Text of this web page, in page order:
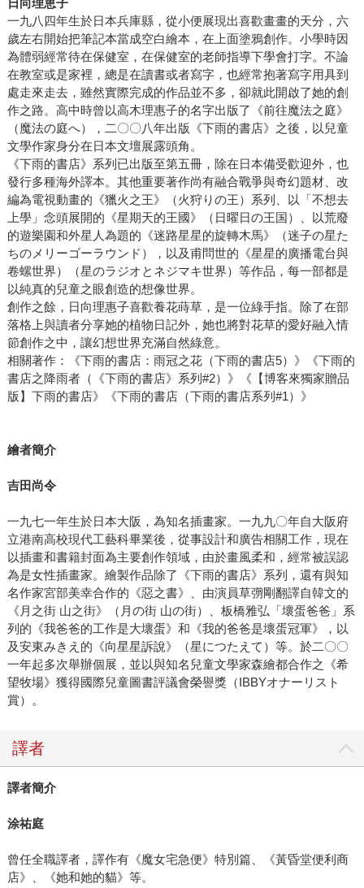
日向理恵子
一九八四年生於日本兵庫縣，從小便展現出喜歡畫畫的天分，六
歲左右開始把筆記本當成空白繪本，在上面塗鴉創作。小學時因
為體弱經常待在保健室，在保健室的老師指導下學會打字。不論
在教室或是家裡，總是在讀書或者寫字，也經常抱著寫字用具到
處走來走去，雖然實際完成的作品並不多，卻就此開啟了她的創
作之路。高中時曾以高木理惠子的名字出版了《前往魔法之庭》
（魔法の庭へ），二〇〇八年出版《下雨的書店》之後，以兒童
文學作家身分在日本文壇展露頭角。
《下雨的書店》系列已出版至第五冊，除在日本備受歡迎外，也
發行多種海外譯本。其他重要著作尚有融合戰爭與奇幻題材、改
編為電視動畫的《獵火之王》（火狩りの王）系列、以「不想去
上學」念頭展開的《星期天的王國》（日曜日の王国）、以荒廢
的遊樂園和外星人為題的《迷路星星的旋轉木馬》（迷子の星た
ちのメリーゴーラウンド），以及甫問世的《星星的廣播電台與
卷螺世界）（星のラジオとネジマキ世界）等作品，每一部都是
以純真的兒童之眼創造的想像世界。
創作之餘，日向理惠子喜歡養花蒔草，是一位綠手指。除了在部
落格上與讀者分享她的植物日記外，她也將對花草的愛好融入情
節創作之中，讓幻想世界充滿自然綠意。
相關著作：《下雨的書店：雨冠之花（下雨的書店5）》《下雨的
書店之降雨者（《下雨的書店》系列#2）》《【博客來獨家贈品
版】下雨的書店》《下雨的書店（下雨的書店系列#1）》
繪者簡介
吉田尚令
一九七一年生於日本大阪，為知名插畫家。一九九〇年自大阪府
立港南高校現代工藝科畢業後，從事設計和廣告相關工作，現在
以插畫和書籍封面為主要創作領域，由於畫風柔和，經常被誤認
為是女性插畫家。繪製作品除了《下雨的書店》系列，還有與知
名作家宮部美幸合作的《惡之書》、由演員草彅剛翻譯自韓文的
《月之街 山之街》（月の街 山の街）、板橋雅弘「壞蛋爸爸」系
列的《我爸爸的工作是大壞蛋》和《我的爸爸是壞蛋冠軍》，以
及安東みきえ的《向星星訴說》（星につたえて）等。於二〇〇
一年起多次舉辦個展，並以與知名兒童文學家森繪都合作之《希
望牧場》獲得國際兒童圖書評議會榮譽獎（IBBYオナーリスト
賞）。
譯者
譯者簡介
涂祐庭
曾任全職譯者，譯作有《魔女宅急便》特別篇、《黃昏堂便利商
店》、《她和她的貓》等。